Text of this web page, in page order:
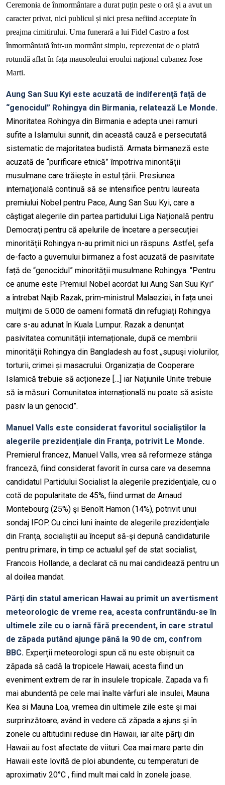
Ceremonia de înmormântare a durat puțin peste o oră și a avut un
caracter privat, nici publicul și nici presa nefiind acceptate în
preajma cimitirului. Urna funerară a lui Fidel Castro a fost
înmormântată într-un mormânt simplu, reprezentat de o piatră
rotundă aflat în fața mausoleului eroului național cubanez Jose
Marti.
Aung San Suu Kyi este acuzată de indiferenţă față de
“genocidul” Rohingya din Birmania, relatează Le Monde.
Minoritatea Rohingya din Birmania e adepta unei ramuri
sufite a Islamului sunnit, din această cauză e persecutată
sistematic de majoritatea budistă. Armata birmaneză este
acuzată de “purificare etnică” împotriva minorității
musulmane care trăiește în estul țării. Presiunea
internațională continuă să se intensifice pentru laureata
premiului Nobel pentru Pace, Aung San Suu Kyi, care a
câştigat alegerile din partea partidului Liga Naţională pentru
Democraţi pentru că apelurile de încetare a persecuției
minorității Rohingya n-au primit nici un răspuns. Astfel, șefa
de-facto a guvernului birmanez a fost acuzată de pasivitate
față de “genocidul” minorității musulmane Rohingya. “Pentru
ce anume este Premiul Nobel acordat lui Aung San Suu Kyi”
a întrebat Najib Razak, prim-ministrul Malaeziei, în fața unei
mulțimi de 5.000 de oameni formată din refugiați Rohingya
care s-au adunat în Kuala Lumpur. Razak a denunțat
pasivitatea comunității internaționale, după ce membrii
minorității Rohingya din Bangladesh au fost ,,supuşi violurilor,
torturii, crimei și masacrului. Organizația de Cooperare
Islamică trebuie să acționeze […] iar Națiunile Unite trebuie
să ia măsuri. Comunitatea internațională nu poate să asiste
pasiv la un genocid”.
Manuel Valls este considerat favoritul socialiștilor la
alegerile prezidenţiale din Franţa, potrivit Le Monde.
Premierul francez, Manuel Valls, vrea să reformeze stânga
franceză, fiind considerat favorit în cursa care va desemna
candidatul Partidului Socialist la alegerile prezidenţiale, cu o
cotă de popularitate de 45%, fiind urmat de Arnaud
Montebourg (25%) şi Benoît Hamon (14%), potrivit unui
sondaj IFOP. Cu cinci luni înainte de alegerile prezidenţiale
din Franţa, socialiştii au început să-şi depună candidaturile
pentru primare, în timp ce actualul șef de stat socialist,
Francois Hollande, a declarat că nu mai candidează pentru un
al doilea mandat.
Părți din statul american Hawai au primit un avertisment
meteorologic de vreme rea, acesta confruntându-se în
ultimele zile cu o iarnă fără precendent, în care stratul
de zăpada putând ajunge până la 90 de cm, confrom
BBC. Experții meteorologi spun că nu este obișnuit ca
zăpada să cadă la tropicele Hawaii, acesta fiind un
eveniment extrem de rar în insulele tropicale. Zapada va fi
mai abundentă pe cele mai înalte vârfuri ale insulei, Mauna
Kea si Mauna Loa, vremea din ultimele zile este şi mai
surprinzătoare, având în vedere că zăpada a ajuns şi în
zonele cu altitudini reduse din Hawaii, iar alte părţi din
Hawaii au fost afectate de viituri. Cea mai mare parte din
Hawaii este lovită de ploi abundente, cu temperaturi de
aproximativ 20°C , fiind mult mai cald în zonele joase.